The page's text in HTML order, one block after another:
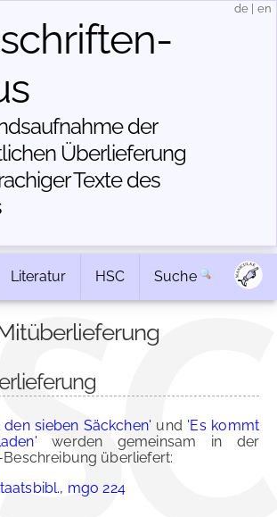
der
Über­lieferung
Texte des
de en
Literatur HSC Suche
sieben Säckchen' und 'Es kommt
werden gemeinsam in der
überliefert:
mgo 224